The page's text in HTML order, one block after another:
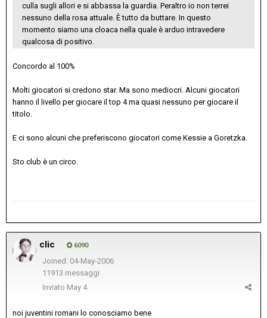
culla sugli allori e si abbassa la guardia. Peraltro io non terrei
nessuno della rosa attuale. È tutto da buttare. In questo
momento siamo una cloaca nella quale è arduo intravedere
qualcosa di positivo.
Concordo al 100%
Molti giocatori si credono star. Ma sono mediocri. Alcuni giocatori
hanno il livello per giocare il top 4 ma quasi nessuno per giocare il
titolo.
E ci sono alcuni che preferiscono giocatori come Kessie a Goretzka.
Sto club è un circo.
clic 6090
Joined: 04-May-2006
11913 messaggi
Inviato May 4
noi juventini romani lo conosciamo bene